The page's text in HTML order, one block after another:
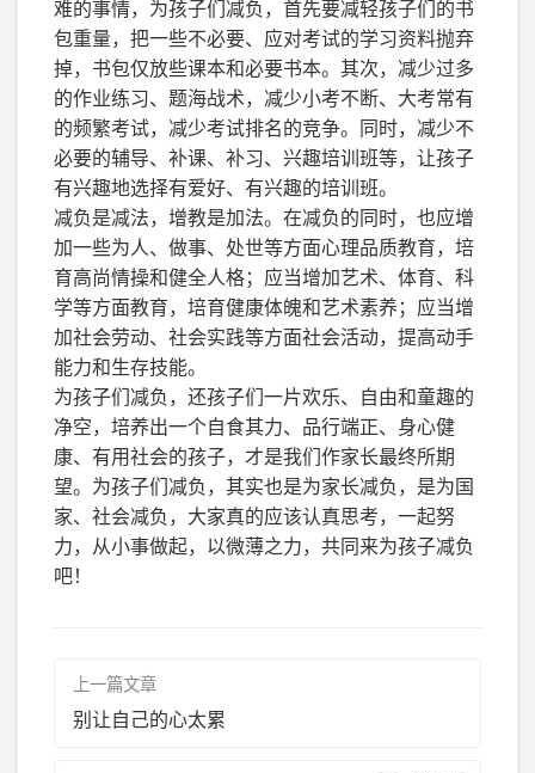
难的事情，为孩子们减负，首先要减轻孩子们的书
包重量，把一些不必要、应对考试的学习资料抛弃
掉，书包仅放些课本和必要书本。其次，减少过多
的作业练习、题海战术，减少小考不断、大考常有
的频繁考试，减少考试排名的竞争。同时，减少不
必要的辅导、补课、补习、兴趣培训班等，让孩子
有兴趣地选择有爱好、有兴趣的培训班。
减负是减法，增教是加法。在减负的同时，也应增
加一些为人、做事、处世等方面心理品质教育，培
育高尚情操和健全人格；应当增加艺术、体育、科
学等方面教育，培育健康体魄和艺术素养；应当增
加社会劳动、社会实践等方面社会活动，提高动手
能力和生存技能。
为孩子们减负，还孩子们一片欢乐、自由和童趣的
净空，培养出一个自食其力、品行端正、身心健
康、有用社会的孩子，才是我们作家长最终所期
望。为孩子们减负，其实也是为家长减负，是为国
家、社会减负，大家真的应该认真思考，一起努
力，从小事做起，以微薄之力，共同来为孩子减负
吧！
上一篇文章
别让自己的心太累